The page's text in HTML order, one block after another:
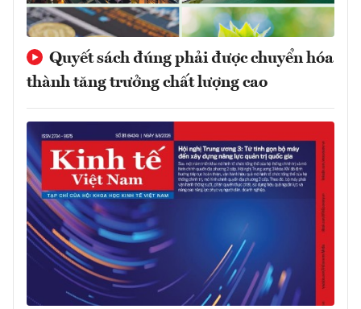
Quyết sách đúng phải được chuyển hóa
thành tăng trưởng chất lượng cao